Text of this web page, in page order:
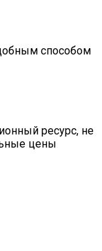
способом
ресурс, не
цены